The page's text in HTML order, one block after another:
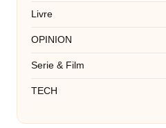
Livre
OPINION
Serie & Film
TECH